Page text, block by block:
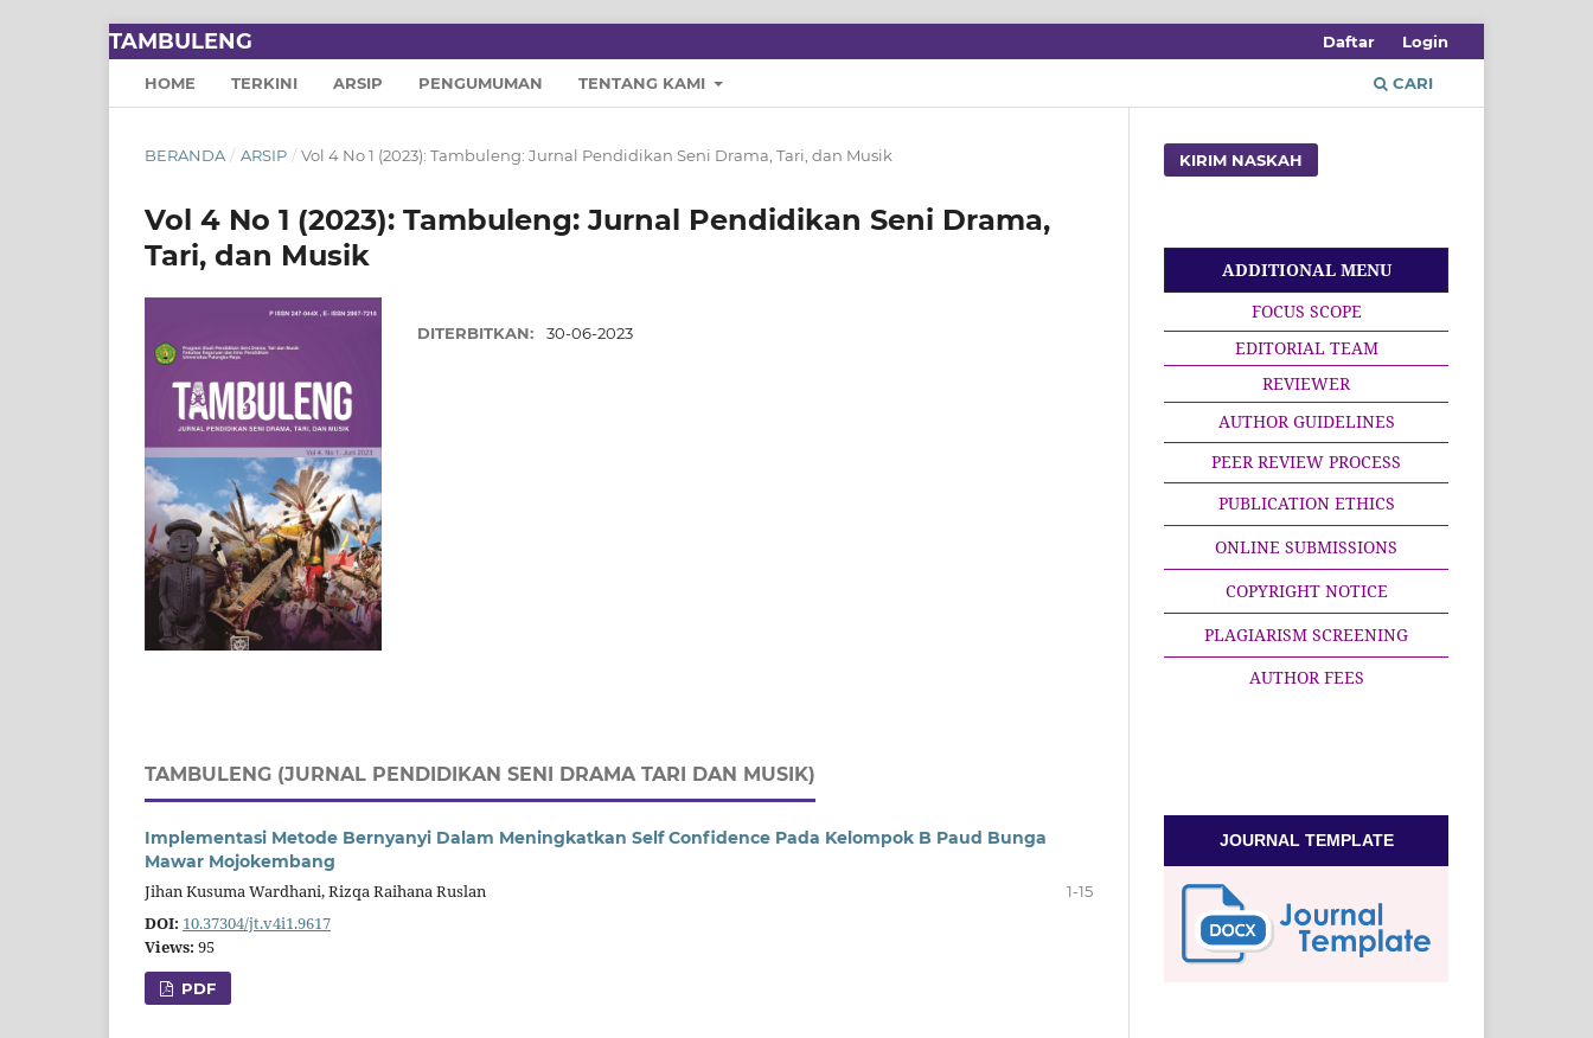
TAMBULENG
HOME TERKINI ARSIP PENGUMUMAN TENTANG KAMI CARI
Daftar Login
BERANDA / ARSIP / Vol 4 No 1 (2023): Tambuleng: Jurnal Pendidikan Seni Drama, Tari, dan Musik
Vol 4 No 1 (2023): Tambuleng: Jurnal Pendidikan Seni Drama,
Tari, dan Musik
DITERBITKAN: 30-06-2023
TAMBULENG (JURNAL PENDIDIKAN SENI DRAMA TARI DAN MUSIK)
Implementasi Metode Bernyanyi Dalam Meningkatkan Self Confidence Pada Kelompok B Paud Bunga
Mawar Mojokembang
Jihan Kusuma Wardhani, Rizqa Raihana Ruslan
1-15
DOI: 10.37304/jt.v4i1.9617
Views: 95
PDF
KIRIM NASKAH
ADDITIONAL MENU
FOCUS SCOPE
EDITORIAL TEAM
REVIEWER
AUTHOR GUIDELINES
PEER REVIEW PROCESS
PUBLICATION ETHICS
ONLINE SUBMISSIONS
COPYRIGHT NOTICE
PLAGIARISM SCREENING
AUTHOR FEES
JOURNAL TEMPLATE